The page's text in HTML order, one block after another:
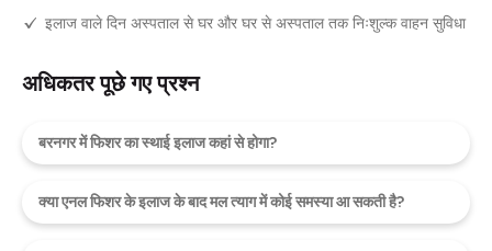
इलाज वाले दिन अस्पताल से घर और घर से अस्पताल तक निःशुल्क वाहन सुविधा
अधिकतर पूछे गए प्रश्न
बरनगर में फिशर का स्थाई इलाज कहां से होगा?
क्या एनल फिशर के इलाज के बाद मल त्याग में कोई समस्या आ सकती है?